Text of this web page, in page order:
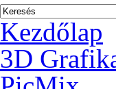
Kezdőlap
3D